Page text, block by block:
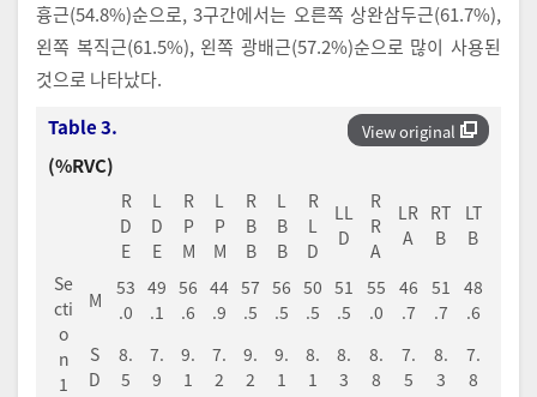
흉근(54.8%)순으로, 3구간에서는 오른쪽 상완삼두근(61.7%),
왼쪽 복직근(61.5%), 왼쪽 광배근(57.2%)순으로 많이 사용된
것으로 나타났다.
View original
Table 3.
(%RVC)
R
D
E
L
D
E
R
P
M
L
P
M
R
B
B
L
B
B
R
L
D
LL
D
R
R
A
LR
A
RT
B
LT
B
Se
cti
o
n
1
M
53
.0
49
.1
56
.6
44
.9
57
.5
56
.5
50
.5
51
.5
55
.0
46
.7
51
.7
48
.6
S
D
8.
5
7.
9
9.
1
7.
2
9.
2
9.
1
8.
1
8.
3
8.
8
7.
5
8.
3
7.
8